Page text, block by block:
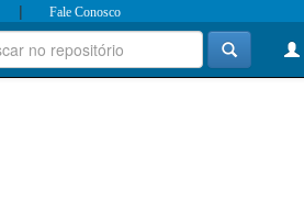
| Fale Conosco